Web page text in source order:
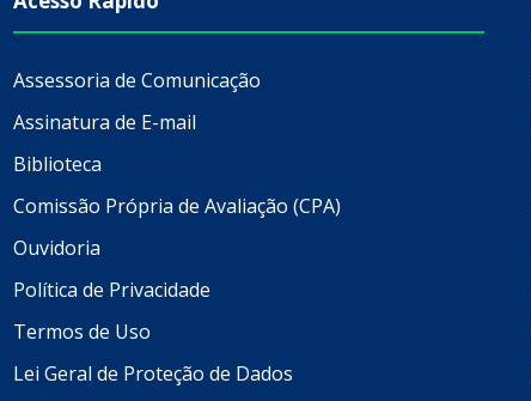
Assessoria de Comunicação
Assinatura de E-mail
Biblioteca
Comissão Própria de Avaliação (CPA)
Ouvidoria
Política de Privacidade
Termos de Uso
Lei Geral de Proteção de Dados